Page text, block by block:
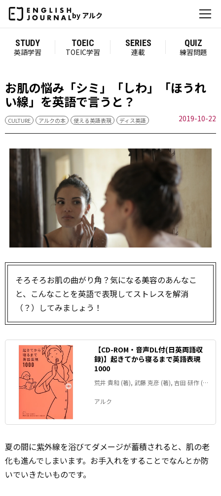
by アルク
STUDY
英語学習
TOEIC
TOEIC学習
SERIES
連載
QUIZ
練習問題
お肌の悩み「シミ」「しわ」「ほうれ
い線」を英語で言うと？
CULTURE アルクの本 使える英語表現 ディス英語 2019-10-22
そろそろお肌の曲がり角？気になる美容のあんなこ
と、こんなことを英語で表現してストレスを解消
（？）してみましょう！
【CD-ROM・音声DL付(日英両語収
録)】起きてから寝るまで英語表現
1000
荒井 貴和 (著), 武藤 克彦 (著), 吉田 研作 (監
アルク
夏の間に紫外線を浴びてダメージが蓄積されると、肌の老
化も進んでしまいます。お手入れをすることでなんとか防
いでいきたいものです。